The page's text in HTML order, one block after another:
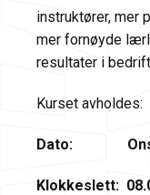
instruktører, mer
mer fornøyde
resultater i
Kurset avholdes:
Dato:
Klokkeslett: